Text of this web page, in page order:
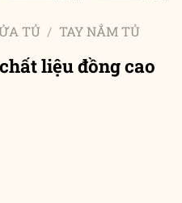
TỦ / TAY NẮM TỦ
liệu đồng cao